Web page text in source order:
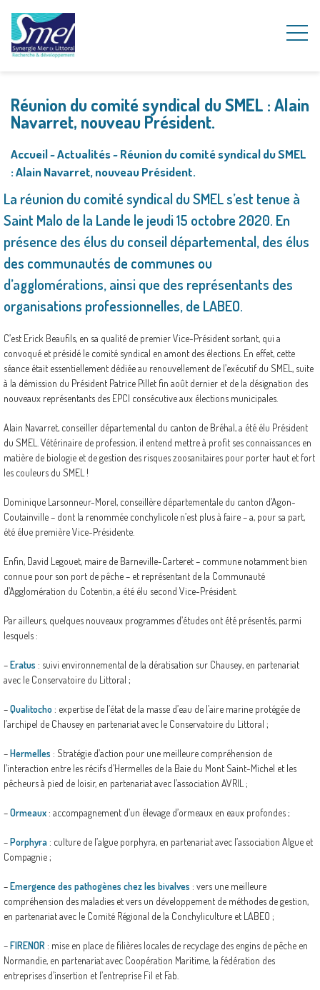
Réunion du comité syndical du SMEL : Alain
Navarret, nouveau Président.
Accueil~Actualités~Réunion du comité syndical du SMEL
: Alain Navarret, nouveau Président.
La réunion du comité syndical du SMEL s’est tenue à
Saint Malo de la Lande le jeudi 15 octobre 2020. En
présence des élus du conseil départemental, des élus
des communautés de communes ou
d’agglomérations, ainsi que des représentants des
organisations professionnelles, de LABEO.
C’est Erick Beaufils, en sa qualité de premier Vice-Président sortant, qui a
convoqué et présidé le comité syndical en amont des élections. En effet, cette
séance était essentiellement dédiée au renouvellement de l’exécutif du SMEL, suite
à la démission du Président Patrice Pillet fin août dernier et de la désignation des
nouveaux représentants des EPCI consécutive aux élections municipales.
Alain Navarret, conseiller départemental du canton de Bréhal, a été élu Président
du SMEL. Vétérinaire de profession, il entend mettre à profit ses connaissances en
matière de biologie et de gestion des risques zoosanitaires pour porter haut et fort
les couleurs du SMEL !
Dominique Larsonneur-Morel, conseillère départementale du canton d’Agon-
Coutainville – dont la renommée conchylicole n’est plus à faire – a, pour sa part,
été élue première Vice-Présidente.
Enfin, David Legouet, maire de Barneville-Carteret – commune notamment bien
connue pour son port de pêche – et représentant de la Communauté
d’Agglomération du Cotentin, a été élu second Vice-Président.
Par ailleurs, quelques nouveaux programmes d’études ont été présentés, parmi
lesquels :
–Eratus : suivi environnemental de la dératisation sur Chausey, en partenariat
avec le Conservatoire du Littoral ;
–Qualitocho : expertise de l’état de la masse d’eau de l’aire marine protégée de
l’archipel de Chausey en partenariat avec le Conservatoire du Littoral ;
–Hermelles : Stratégie d’action pour une meilleure compréhension de
l’interaction entre les récifs d’Hermelles de la Baie du Mont Saint-Michel et les
pêcheurs à pied de loisir, en partenariat avec l’association AVRIL ;
–Ormeaux : accompagnement d’un élevage d’ormeaux en eaux profondes ;
–Porphyra : culture de l’algue porphyra, en partenariat avec l’association Algue et
Compagnie ;
–Emergence des pathogènes chez les bivalves : vers une meilleure
compréhension des maladies et vers un développement de méthodes de gestion,
en partenariat avec le Comité Régional de la Conchyliculture et LABEO ;
–FIRENOR : mise en place de filières locales de recyclage des engins de pêche en
Normandie, en partenariat avec Coopération Maritime, la fédération des
entreprises d’insertion et l’entreprise Fil et Fab.